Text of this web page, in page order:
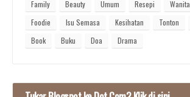
Family
Beauty Umum Resepi Wanita
Foodie
Isu Semasa Kesihatan Tonton
Book
Buku Doa Drama